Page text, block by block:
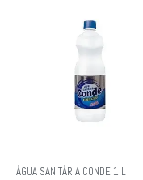
ÁGUA SANITÁRIA CONDE 1 L